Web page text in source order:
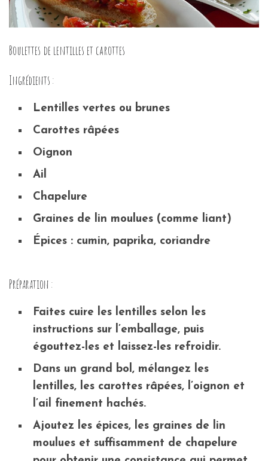
Boulettes de lentilles et carottes
Ingrédients :
Lentilles vertes ou brunes
Carottes râpées
Oignon
Ail
Chapelure
Graines de lin moulues (comme liant)
Épices : cumin, paprika, coriandre
Préparation :
Faites cuire les lentilles selon les
instructions sur l’emballage, puis
égouttez-les et laissez-les refroidir.
Dans un grand bol, mélangez les
lentilles, les carottes râpées, l’oignon et
l’ail finement hachés.
Ajoutez les épices, les graines de lin
moulues et suffisamment de chapelure